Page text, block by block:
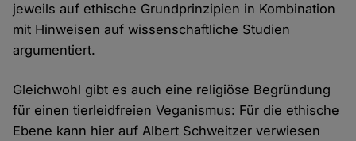
jeweils auf ethische Grundprinzipien in Kombination
mit Hinweisen auf wissenschaftliche Studien
argumentiert.
Gleichwohl gibt es auch eine religiöse Begründung
für einen tierleidfreien Veganismus: Für die ethische
Ebene kann hier auf Albert Schweitzer verwiesen